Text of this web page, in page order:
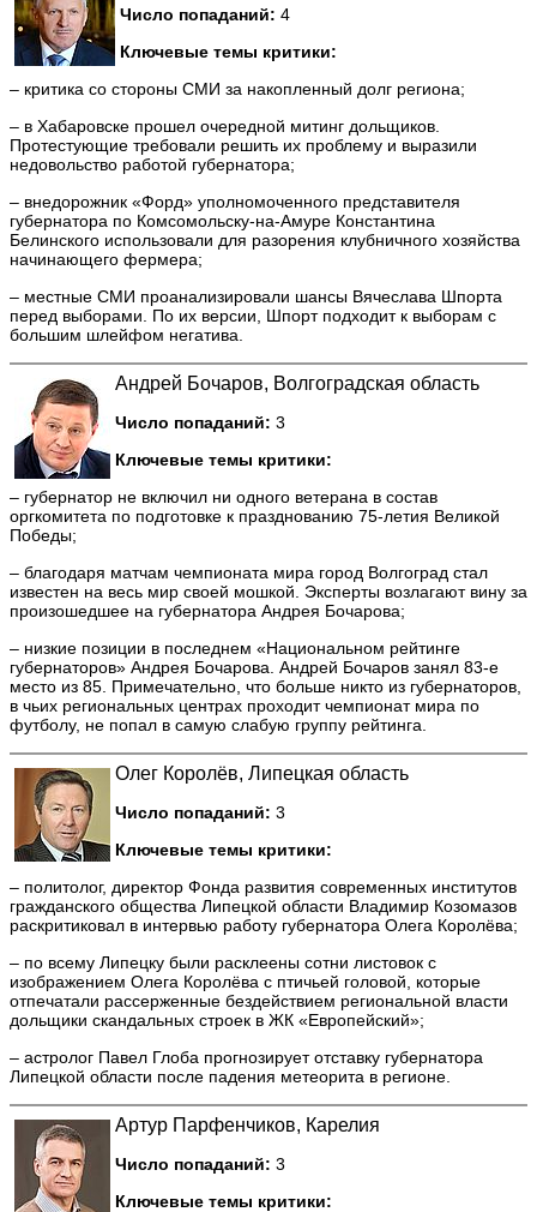
Число попаданий: 4
Ключевые темы критики:
– критика со стороны СМИ за накопленный долг региона;
– в Хабаровске прошел очередной митинг дольщиков.
Протестующие требовали решить их проблему и выразили
недовольство работой губернатора;
– внедорожник «Форд» уполномоченного представителя
губернатора по Комсомольску-на-Амуре Константина
Белинского использовали для разорения клубничного хозяйства
начинающего фермера;
– местные СМИ проанализировали шансы Вячеслава Шпорта
перед выборами. По их версии, Шпорт подходит к выборам с
большим шлейфом негатива.
Андрей Бочаров, Волгоградская область
Число попаданий: 3
Ключевые темы критики:
– губернатор не включил ни одного ветерана в состав
оргкомитета по подготовке к празднованию 75-летия Великой
Победы;
– благодаря матчам чемпионата мира город Волгоград стал
известен на весь мир своей мошкой. Эксперты возлагают вину за
произошедшее на губернатора Андрея Бочарова;
– низкие позиции в последнем «Национальном рейтинге
губернаторов» Андрея Бочарова. Андрей Бочаров занял 83-е
место из 85. Примечательно, что больше никто из губернаторов,
в чьих региональных центрах проходит чемпионат мира по
футболу, не попал в самую слабую группу рейтинга.
Олег Королёв, Липецкая область
Число попаданий: 3
Ключевые темы критики:
– политолог, директор Фонда развития современных институтов
гражданского общества Липецкой области Владимир Козомазов
раскритиковал в интервью работу губернатора Олега Королёва;
– по всему Липецку были расклеены сотни листовок с
изображением Олега Королёва с птичьей головой, которые
отпечатали рассерженные бездействием региональной власти
дольщики скандальных строек в ЖК «Европейский»;
– астролог Павел Глоба прогнозирует отставку губернатора
Липецкой области после падения метеорита в регионе.
Артур Парфенчиков, Карелия
Число попаданий: 3
Ключевые темы критики: